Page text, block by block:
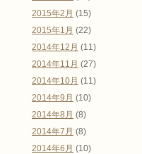
2015年2月 (15)
2015年1月 (22)
2014年12月 (11)
2014年11月 (27)
2014年10月 (11)
2014年9月 (10)
2014年8月 (8)
2014年7月 (8)
2014年6月 (10)